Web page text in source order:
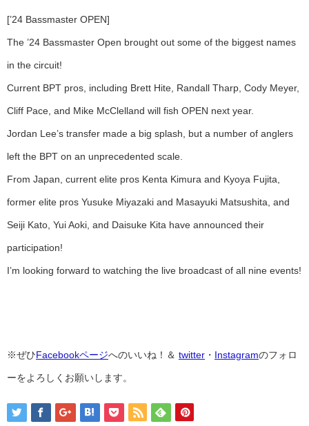
[’24 Bassmaster OPEN]
The ’24 Bassmaster Open brought out some of the biggest names
in the circuit!
Current BPT pros, including Brett Hite, Randall Tharp, Cody Meyer,
Cliff Pace, and Mike McClelland will fish OPEN next year.
Jordan Lee’s transfer made a big splash, but a number of anglers
left the BPT on an unprecedented scale.
From Japan, current elite pros Kenta Kimura and Kyoya Fujita,
former elite pros Yusuke Miyazaki and Masayuki Matsushita, and
Seiji Kato, Yui Aoki, and Daisuke Kita have announced their
participation!
I’m looking forward to watching the live broadcast of all nine events!
※ぜひFacebookページへのいいね！＆ twitter ・ Instagramのフォロ
ーをよろしくお願いします。